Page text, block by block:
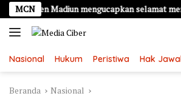
Langsung
ke
konten
MCN
Madiun mengucapkan selamat
Nasional Hukum Peristiwa Hak
Beranda Nasional